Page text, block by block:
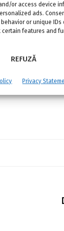
or access device
ads.
or unique
features and
REFUZĂ
Privacy
se
incat afinele